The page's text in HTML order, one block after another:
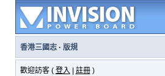
香港三國志· 版規
歡迎訪客 ( 登入 註冊)